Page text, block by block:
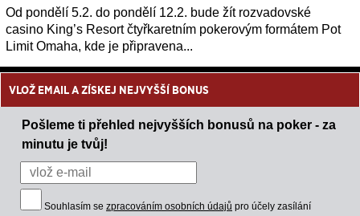
Od pondělí 5.2. do pondělí 12.2. bude žít rozvadovské
casino King’s Resort čtyřkaretním pokerovým formátem Pot
Limit Omaha, kde je připravena...
VLOŽ EMAIL A ZÍSKEJ NEJVYŠŠÍ BONUS
Pošleme ti přehled nejvyšších bonusů na poker - za
minutu je tvůj!
Souhlasím se zpracováním osobních údajů pro účely zasílání